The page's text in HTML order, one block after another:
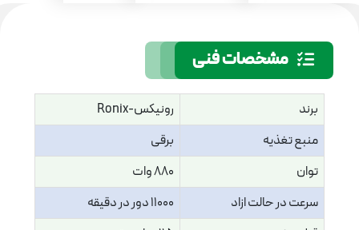
مشخصات فنی
برند
رونیکس-Ronix
منبع تغذیه
برقی
توان
880 وات
سرعت در حالت ازاد
11000 دور در دقیقه